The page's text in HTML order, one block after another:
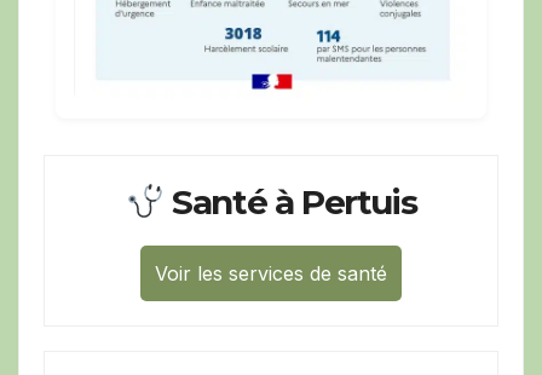
Santé à Pertuis
Voir les services de santé